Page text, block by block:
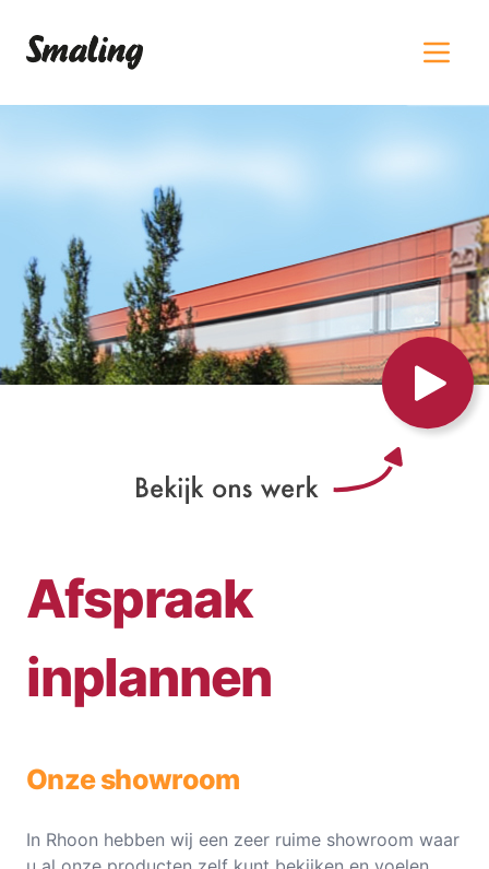
Afspraak
inplannen
Onze showroom
In Rhoon hebben wij een zeer ruime showroom waar